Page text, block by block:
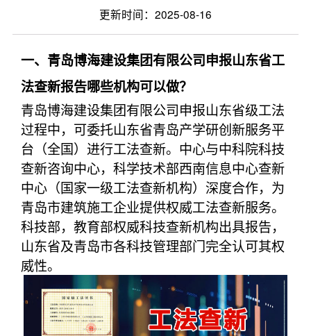
更新时间：2025-08-16
一、青岛博海建设集团有限公司申报山东省工
法查新报告哪些机构可以做？
青岛博海建设集团有限公司申报山东省级工法
过程中，可委托山东省青岛产学研创新服务平
台（全国）进行工法查新。中心与中科院科技
查新咨询中心，科学技术部西南信息中心查新
中心（国家一级工法查新机构）深度合作，为
青岛市建筑施工企业提供权威工法查新服务。
科技部，教育部权威科技查新机构出具报告，
山东省及青岛市各科技管理部门完全认可其权
威性。